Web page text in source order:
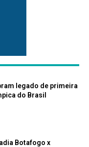
legado de primeira
do Brasil
Botafogo x